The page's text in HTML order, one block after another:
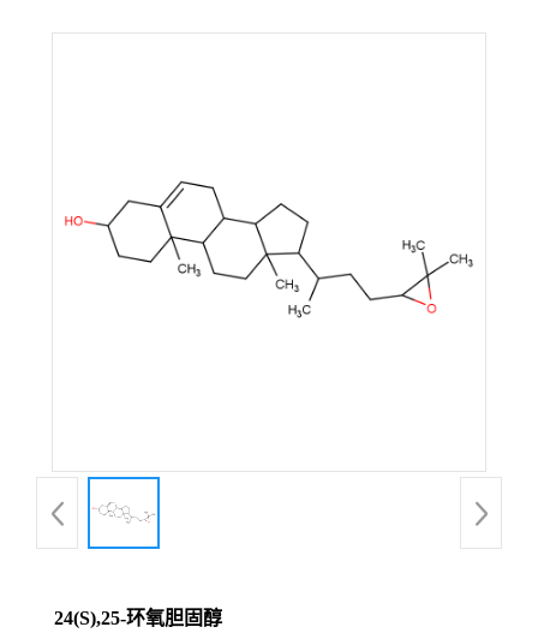
24(S),25-环氧胆固醇